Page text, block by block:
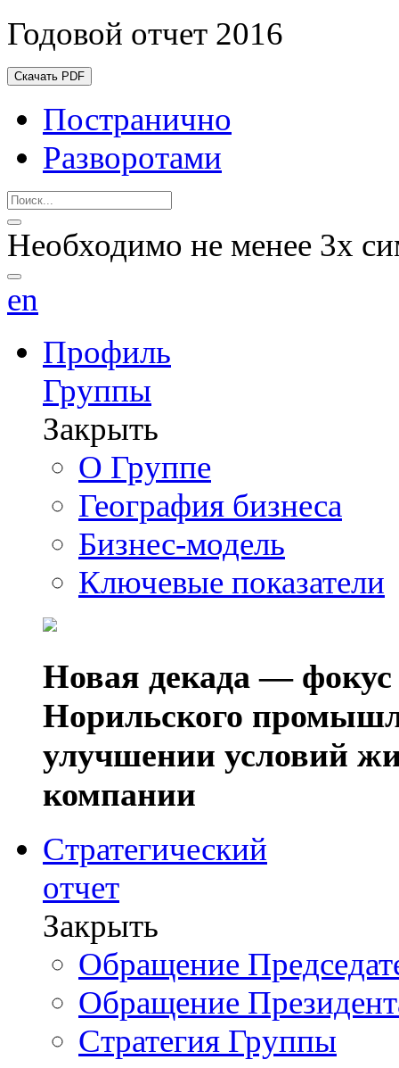
Годовой отчет 2016
Скачать PDF
Постранично
Разворотами
Необходимо не менее 3х
en
Профиль
Группы
Закрыть
О Группе
География бизнеса
Бизнес-модель
Ключевые показатели
Новая декада — фокус
Норильского
улучшении условий
компании
Стратегический
отчет
Закрыть
Обращение
Обращение
Стратегия Группы